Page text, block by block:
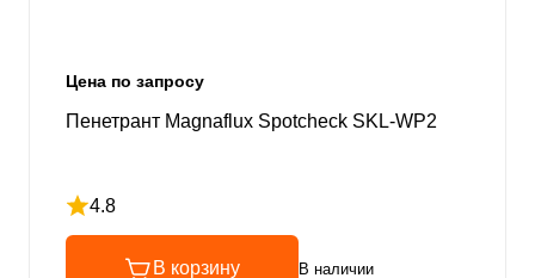
Цена по запросу
Пенетрант Magnaflux Spotcheсk SKL-WP2
4.8
Рейтинг 4.8 из 5
В корзину В наличии